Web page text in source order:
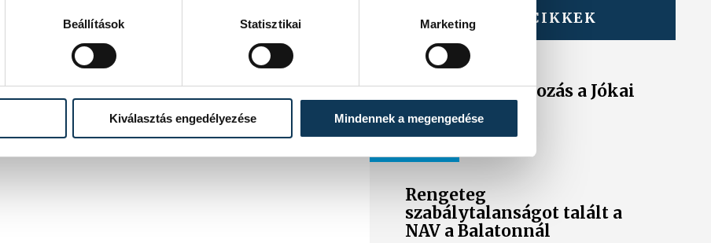
Beállítások Statisztikai Marketing
Kiválasztás engedélyezése Mindennek a megengedése
TOVÁBBI CIKKEK
KÖZÉRDEKŰ
Ideiglenes
forgalomkorlátozás a Jókai
utcában
Rengeteg
szabálytalanságot talált a
NAV a Balatonnál